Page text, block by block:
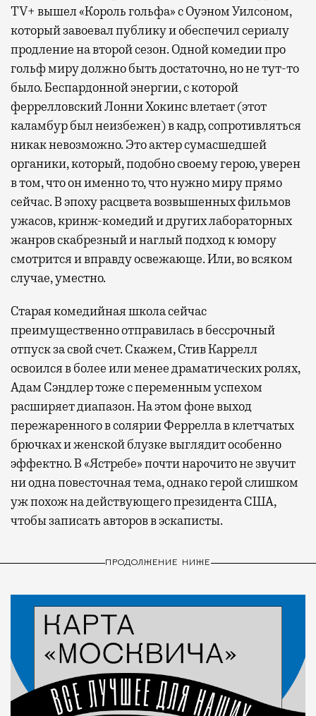
TV+ вышел «Король гольфа» с Оуэном Уилсоном,
который завоевал публику и обеспечил сериалу
продление на второй сезон. Одной комедии про
гольф миру должно быть достаточно, но не тут-то
было. Беспардонной энергии, с которой
феррелловский Лонни Хокинс влетает (этот
каламбур был неизбежен) в кадр, сопротивляться
никак невозможно. Это актер сумасшедшей
органики, который, подобно своему герою, уверен
в том, что он именно то, что нужно миру прямо
сейчас. В эпоху расцвета возвышенных фильмов
ужасов, кринж-комедий и других лабораторных
жанров скабрезный и наглый подход к юмору
смотрится и вправду освежающе. Или, во всяком
случае, уместно.
Старая комедийная школа сейчас
преимущественно отправилась в бессрочный
отпуск за свой счет. Скажем, Стив Каррелл
освоился в более или менее драматических ролях,
Адам Сэндлер тоже с переменным успехом
расширяет диапазон. На этом фоне выход
пережаренного в солярии Феррелла в клетчатых
брючках и женской блузке выглядит особенно
эффектно. В «Ястребе» почти нарочито не звучит
ни одна повесточная тема, однако герой слишком
уж похож на действующего президента США,
чтобы записать авторов в эскаписты.
ПРОДОЛЖЕНИЕ НИЖЕ